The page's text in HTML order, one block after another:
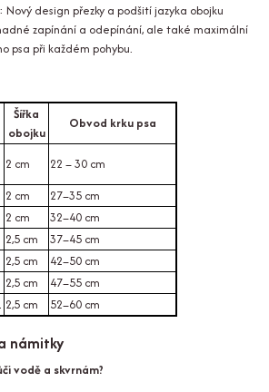
: Nový design přezky a podšití jazyka obojku
zapínání a odepínání, ale také maximální
psa při každém pohybu.
Šířka
obojku
Obvod krku psa
2 cm
22 – 30 cm
2 cm
27–35 cm
2 cm
32–40 cm
2,5 cm
37–45 cm
2,5 cm
42–50 cm
2,5 cm
47–55 cm
2,5 cm 52–60 cm
námitky
vodě a skvrnám?